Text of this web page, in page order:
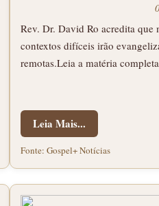
Rev. Dr. David Ro acredita que
contextos difíceis irão
remotas.Leia a matéria
Leia Mais...
Fonte: Gospel+ Notícias